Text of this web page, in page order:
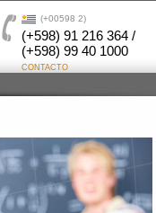
(+00598 2)
(+598) 91 216 364 /
(+598) 99 40 1000
CONTACTO